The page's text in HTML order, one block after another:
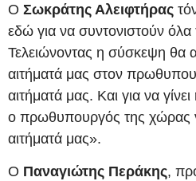
Ο Σωκράτης Αλειφτήρας
εδώ για να συντονιστούν
Τελειώνοντας η σύσκεψη θα
αιτήματά μας στον
αιτήματά μας. Και για να
ο πρωθυπουργός της χώρας
αιτήματά μας».
Ο Παναγιώτης Περάκης,